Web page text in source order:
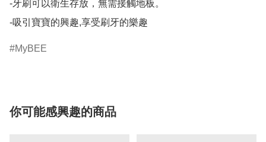
-牙刷可以衛生存放，無需接觸地板。
-吸引寶寶的興趣,享受刷牙的樂趣
MyBEE
你可能感興趣的商品